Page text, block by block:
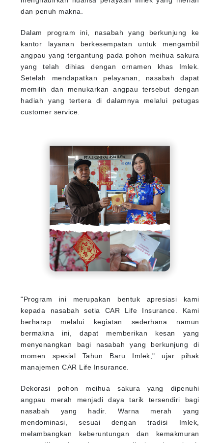
dan penuh makna.
Dalam program ini, nasabah yang berkunjung ke
kantor layanan berkesempatan untuk mengambil
angpau yang tergantung pada pohon meihua sakura
yang telah dihias dengan ornamen khas Imlek.
Setelah mendapatkan pelayanan, nasabah dapat
memilih dan menukarkan angpau tersebut dengan
hadiah yang tertera di dalamnya melalui petugas
customer service.
"Program ini merupakan bentuk apresiasi kami
kepada nasabah setia CAR Life Insurance. Kami
berharap melalui kegiatan sederhana namun
bermakna ini, dapat memberikan kesan yang
menyenangkan bagi nasabah yang berkunjung di
momen spesial Tahun Baru Imlek," ujar pihak
manajemen CAR Life Insurance.
Dekorasi pohon meihua sakura yang dipenuhi
angpau merah menjadi daya tarik tersendiri bagi
nasabah yang hadir. Warna merah yang
mendominasi, sesuai dengan tradisi Imlek,
melambangkan keberuntungan dan kemakmuran